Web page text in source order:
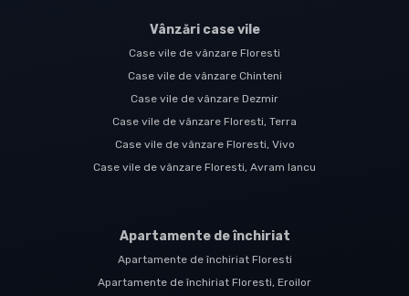
Vânzări case vile
Case vile de vânzare Floresti
Case vile de vânzare Chinteni
Case vile de vânzare Dezmir
Case vile de vânzare Floresti, Terra
Case vile de vânzare Floresti, Vivo
Case vile de vânzare Floresti, Avram Iancu
Apartamente de închiriat
Apartamente de închiriat Floresti
Apartamente de închiriat Floresti, Eroilor